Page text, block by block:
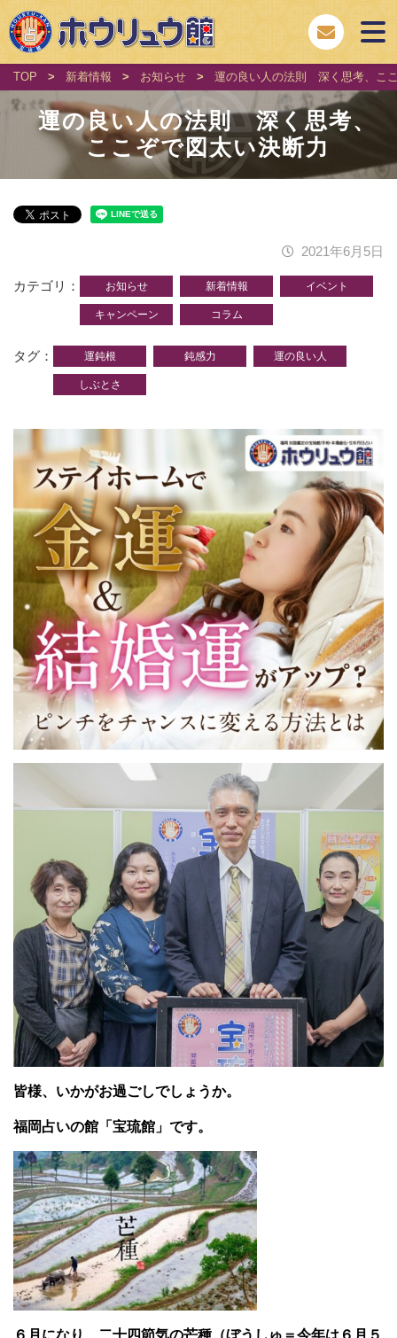
TOP > 新着情報 > お知らせ > 運の良い人の法則 深く思考、こ
運の良い人の法則 深く思考、
ここぞで図太い決断力
2021年6月5日
カテゴリ お知らせ 新着情報 イベント
キャンペーン コラム
タグ 運鈍根 鈍感力 運の良い人
しぶとさ
皆様、いかがお過ごしでしょうか。
福岡占いの館「宝琉館」です。